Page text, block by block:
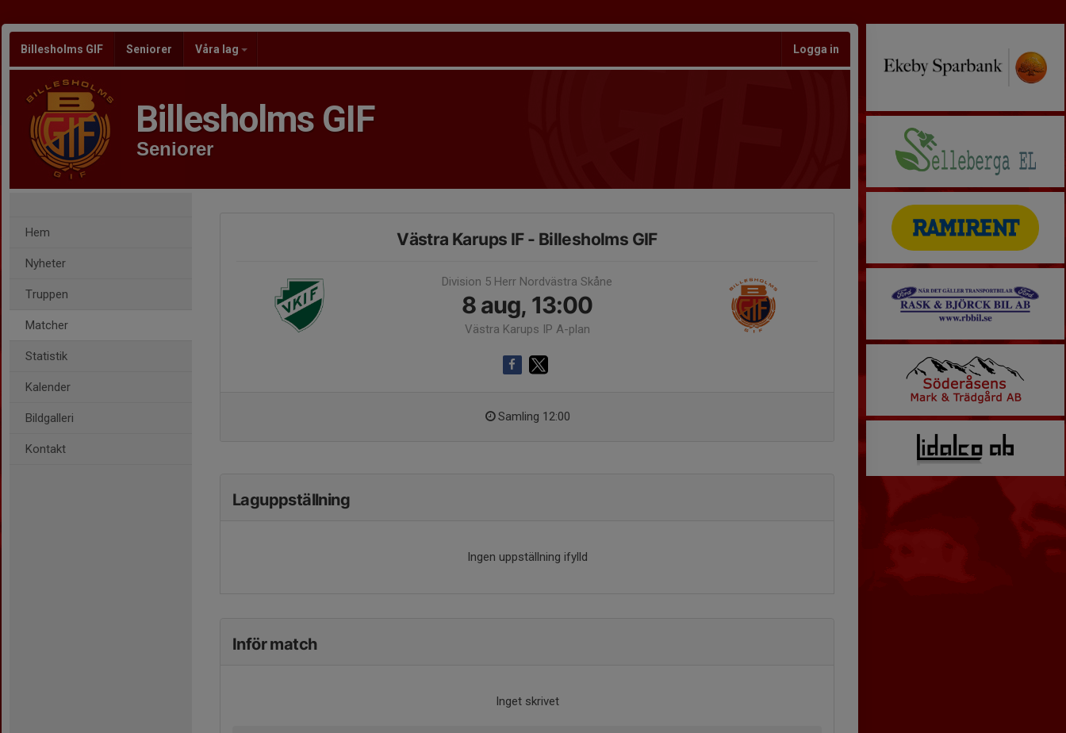
Billesholms GIF Seniorer Våra lag Logga in
Billesholms GIF
Seniorer
Hem
Nyheter
Truppen
Matcher
Statistik
Kalender
Bildgalleri
Kontakt
Västra Karups IF - Billesholms GIF
Division 5 Herr Nordvästra Skåne
8 aug, 13:00
Västra Karups IP A-plan
Samling 12:00
Laguppställning
Ingen uppställning ifylld
Inför match
Inget skrivet